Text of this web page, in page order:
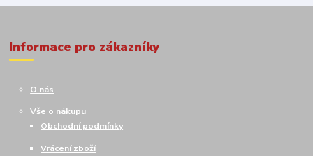
Informace pro zákazníky
O nás
Vše o nákupu
Obchodní podmínky
Vrácení zboží